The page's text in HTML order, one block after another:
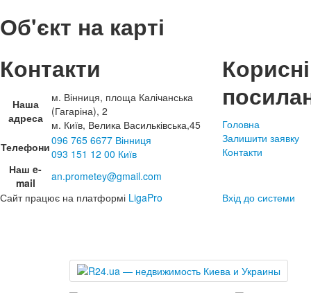
Об'єкт на карті
Контакти
Наша
адреса
м. Вінниця, площа Калічанська
(Гагаріна), 2
м. Київ, Велика Васильківська,45
Телефони096 765 6677 Вінниця
093 151 12 00 Київ
Наш e-
mail
an.prometey@gmail.com
Корисні
Головна
Залишити заявку
Контакти
Сайт працює на платформі LigaPro Вхід до системи